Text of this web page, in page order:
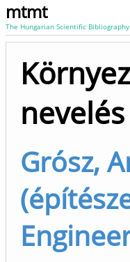
mtmt
The Hungarian Scientific Bibliography
nevelés
Grósz,